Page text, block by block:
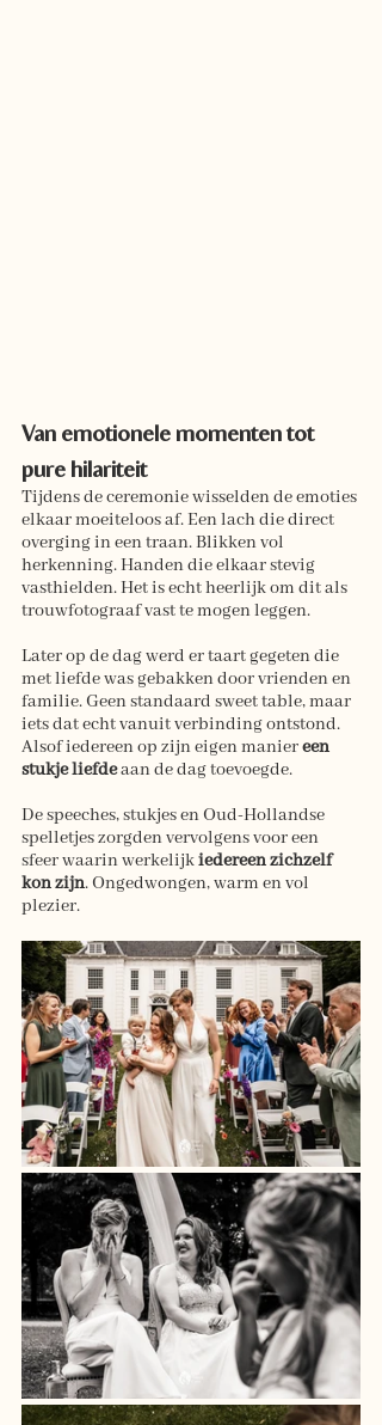
Van emotionele momenten tot
pure hilariteit
Tijdens de ceremonie wisselden de emoties
elkaar moeiteloos af. Een lach die direct
overging in een traan. Blikken vol
herkenning. Handen die elkaar stevig
vasthielden. Het is echt heerlijk om dit als
trouwfotograaf vast te mogen leggen.
Later op de dag werd er taart gegeten die
met liefde was gebakken door vrienden en
familie. Geen standaard sweet table, maar
iets dat echt vanuit verbinding ontstond.
Alsof iedereen op zijn eigen manier een
stukje liefde aan de dag toevoegde.
De speeches, stukjes en Oud-Hollandse
spelletjes zorgden vervolgens voor een
sfeer waarin werkelijk iedereen zichzelf
kon zijn. Ongedwongen, warm en vol
plezier.